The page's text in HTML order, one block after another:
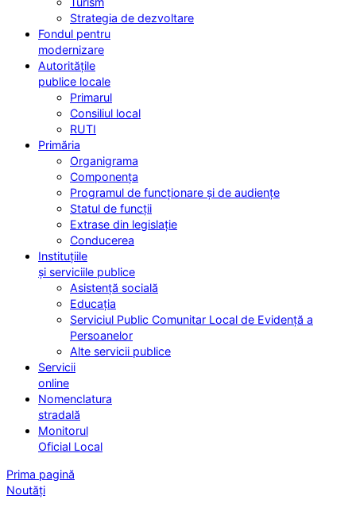
Strategia de dezvoltare
Fondul pentru
modernizare
Autoritățile
publice locale
Primarul
Consiliul local
RUTI
Primăria
Organigrama
Componența
Programul de funcționare și de audiențe
Statul de funcții
Extrase din legislație
Conducerea
Instituțiile
și serviciile publice
Asistență socială
Educația
Serviciul Public Comunitar Local de Evidență a
Persoanelor
Alte servicii publice
Servicii
online
Nomenclatura
stradală
Monitorul
Oficial Local
Prima pagină
Noutăți